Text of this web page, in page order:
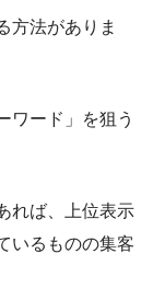
方法がありま
ワード」を狙う
れば、上位表示
いるものの集客